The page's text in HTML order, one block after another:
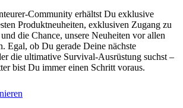
Community erhältst Du exklusive
Produktneuheiten, exklusiven Zugang zu
die Chance, unsere Neuheiten vor allen
Egal, ob Du gerade Deine nächste
die ultimative Survival-Ausrüstung suchst –
bist Du immer einen Schritt voraus.